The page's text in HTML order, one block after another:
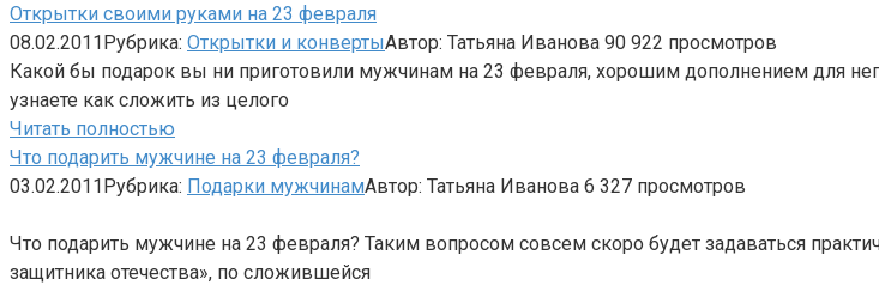
Открытки своими руками на 23 февраля
08.02.2011Рубрика: Открытки и конвертыАвтор: Татьяна Иванова 90 922 просмотров
Какой бы подарок вы ни приготовили мужчинам на 23 февраля, хорошим дополнением для
узнаете как сложить из целого
Читать полностью
Что подарить мужчине на 23 февраля?
03.02.2011Рубрика: Подарки мужчинамАвтор: Татьяна Иванова 6 327 просмотров
Что подарить мужчине на 23 февраля? Таким вопросом совсем скоро будет задаваться
защитника отечества», по сложившейся